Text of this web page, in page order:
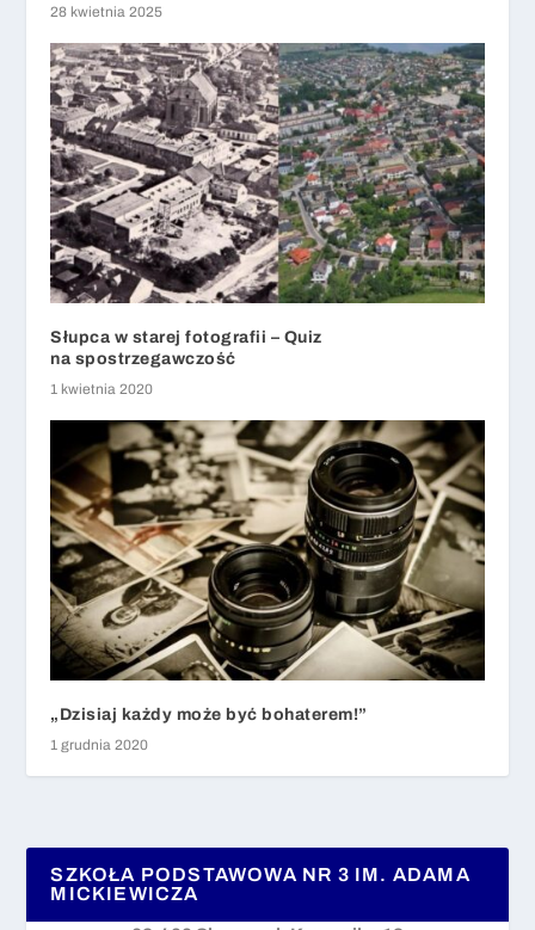
28 kwietnia 2025
Słupca w starej fotografii – Quiz
na spostrzegawczość
1 kwietnia 2020
„Dzisiaj każdy może być bohaterem!”
1 grudnia 2020
SZKOŁA PODSTAWOWA NR 3 IM. ADAMA
MICKIEWICZA